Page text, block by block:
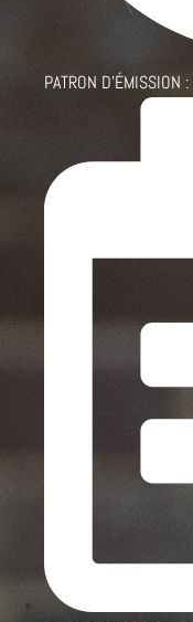
PATRON D'ÉMISSION :